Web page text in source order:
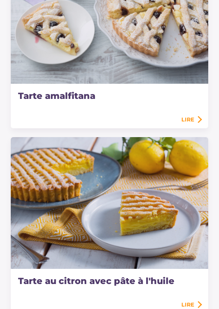
Tarte amalfitana
LIRE
Tarte au citron avec pâte à l'huile
LIRE